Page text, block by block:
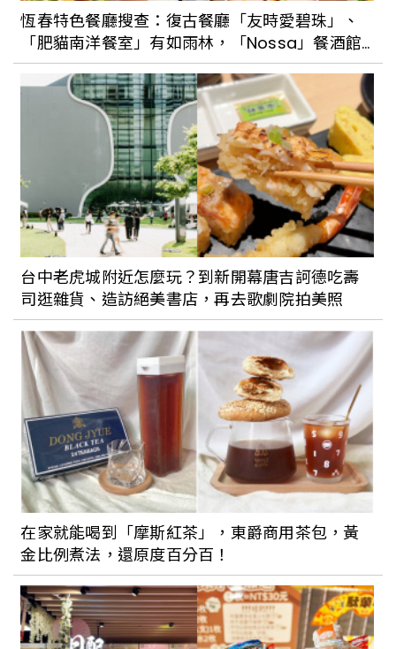
恆春特色餐廳搜查：復古餐廳「友時愛碧珠」、
「肥貓南洋餐室」有如雨林，「Nossa」餐酒館
海景第一排
台中老虎城附近怎麼玩？到新開幕唐吉訶德吃壽
司逛雜貨、造訪絕美書店，再去歌劇院拍美照
在家就能喝到「摩斯紅茶」，東爵商用茶包，黃
金比例煮法，還原度百分百！